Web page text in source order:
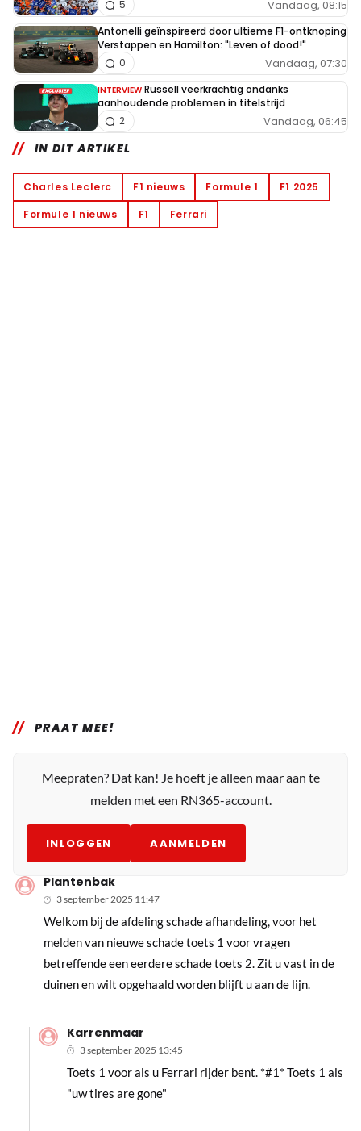
Vandaag, 08:15
5
Antonelli geïnspireerd door ultieme F1-ontknoping
Verstappen en Hamilton: "Leven of dood!"
Vandaag, 07:30
0
INTERVIEW Russell veerkrachtig ondanks
aanhoudende problemen in titelstrijd
Vandaag, 06:45
2
IN DIT ARTIKEL
Charles Leclerc F1 nieuws Formule 1
F1 2025
Formule 1 nieuws
F1 Ferrari
PRAAT MEE!
Meepraten? Dat kan! Je hoeft je alleen maar aan te
melden met een RN365-account.
INLOGGEN AANMELDEN
Plantenbak
3 september 2025 11:47
Welkom bij de afdeling schade afhandeling, voor het
melden van nieuwe schade toets 1 voor vragen
betreffende een eerdere schade toets 2. Zit u vast in de
duinen en wilt opgehaald worden blijft u aan de lijn.
Karrenmaar
3 september 2025 13:45
Toets 1 voor als u Ferrari rijder bent. *#1* Toets 1 als
"uw tires are gone"